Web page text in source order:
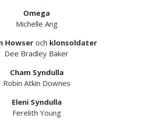
Omega
Michelle Ang
Howseroch klonsoldater
Dee Bradley Baker
Cham Syndulla
Robin Atkin Downes
Eleni Syndulla
Ferelith Young